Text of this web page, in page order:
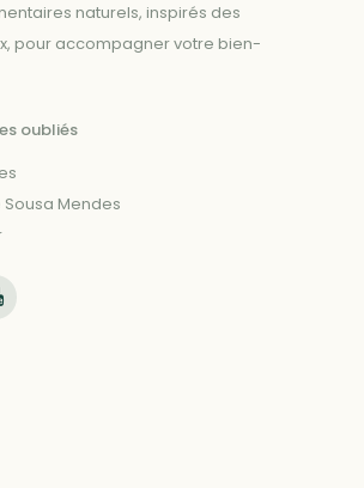
naturels, inspirés des
pour accompagner votre bien-
oubliés
Sousa Mendes
nous sur Youtube